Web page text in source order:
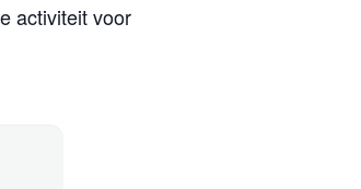
activiteit voor